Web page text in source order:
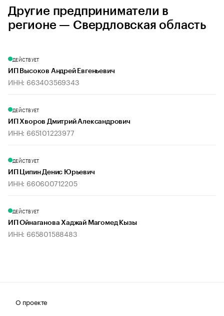
Другие предприниматели в
регионе — Свердловская область
ДЕЙСТВУЕТ
ИП Высоков Андрей Евгеньевич
ИНН: 663403569343
ДЕЙСТВУЕТ
ИП Хворов Дмитрий Александрович
ИНН: 665101223977
ДЕЙСТВУЕТ
ИП Ципин Денис Юрьевич
ИНН: 660600712205
ДЕЙСТВУЕТ
ИП Ойнаганова Хаджай Магомед Кызы
ИНН: 665801588483
О проекте